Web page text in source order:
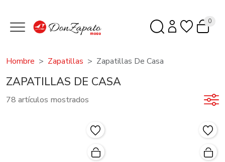
0
Hombre Zapatillas Zapatillas De Casa
ZAPATILLAS DE CASA
78 artículos mostrados